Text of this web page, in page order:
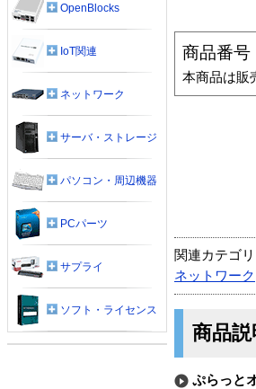
商品番号
本商品は販
関連カテゴリ
ネットワーク
商品説
ぷらっと
OpenBlocks
IoT関連
ネットワーク
サーバ・ストレージ
パソコン・周辺機器
PCパーツ
サプライ
ソフト・ライセンス